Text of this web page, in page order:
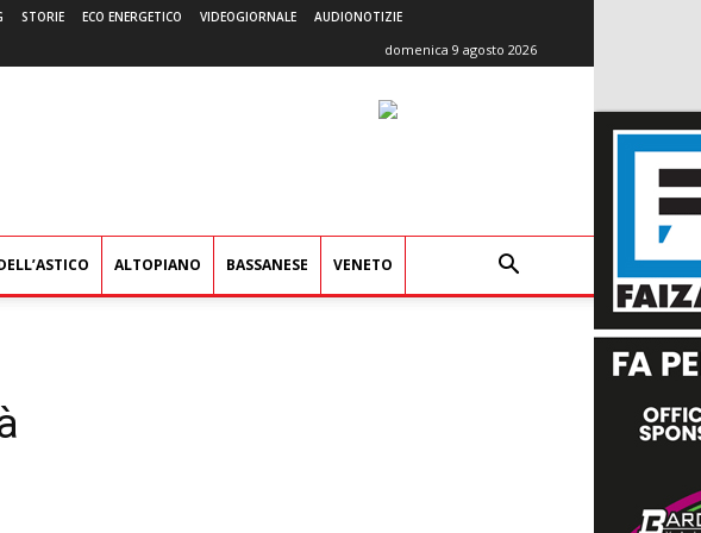
STORIE ECO ENERGETICO VIDEOGIORNALE AUDIONOTIZIE
domenica 9 agosto 2026
ALTOPIANO BASSANESE VENETO